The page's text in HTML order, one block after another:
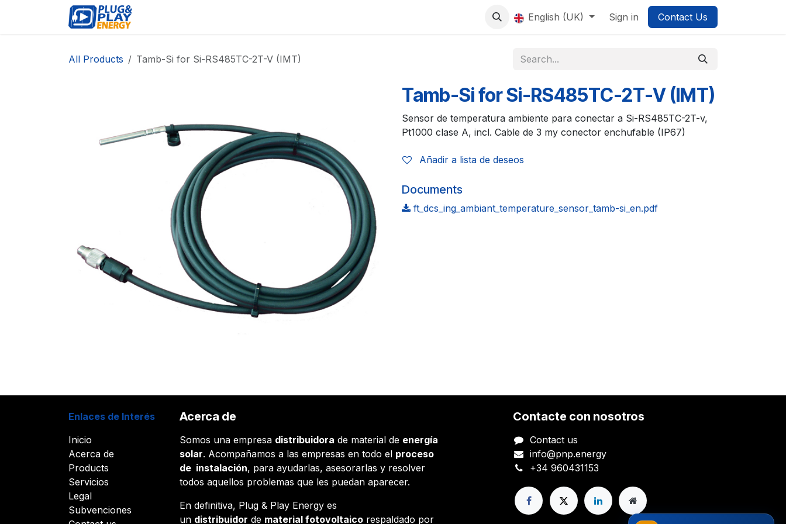
English (UK) Sign in Contact Us
All Products Tamb-Si for Si-RS485TC-2T-V (IMT)
Tamb-Si for Si-RS485TC-2T-V (IMT)
Sensor de temperatura ambiente para conectar a Si-RS485TC-2T-v,
Pt1000 clase A, incl. Cable de 3 my conector enchufable (IP67)
Añadir a lista de deseos
Documents
ft_dcs_ing_ambiant_temperature_sensor_tamb-si_en.pdf
Enlaces de Interés
Inicio
Acerca de
Products
Servicios
Legal
Subvenciones
Acerca de
Somos una empresa distribuidora de material de energía
solar. Acompañamos a las empresas en todo el proceso
de instalación, para ayudarlas, asesorarlas y resolver
todos aquellos problemas que les puedan aparecer.
En definitiva, Plug & Play Energy es
un distribuidor de material fotovoltaico respaldado por
Contacte con nosotros
Contact us
info@pnp.energy
+34 960431153